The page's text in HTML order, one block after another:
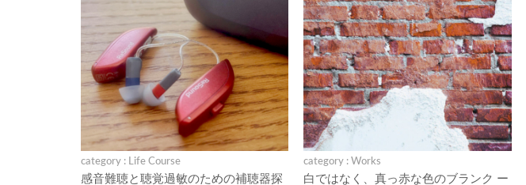
category : Life Course
感音難聴と聴覚過敏のための補聴器探
category : Works
白ではなく、真っ赤な色のブランク ー